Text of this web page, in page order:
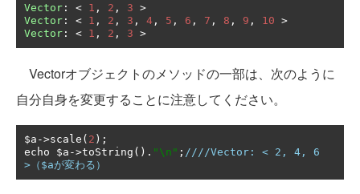
Vector : < 1 , 2 , 3 >
Vector : < 1 , 2 , 3 , 4 , 5 , 6 , 7 , 8 , 9 , 10 >
Vector : < 1 , 2 , 3 >
Vectorオブジェクトのメソッドの一部は、次のように
自分自身を変更することに注意してください。
$a ->scale ( 2 );
echo $a ->toString (). "\n" ; ////Vector: < 2, 4, 6
>（$aが変わる）